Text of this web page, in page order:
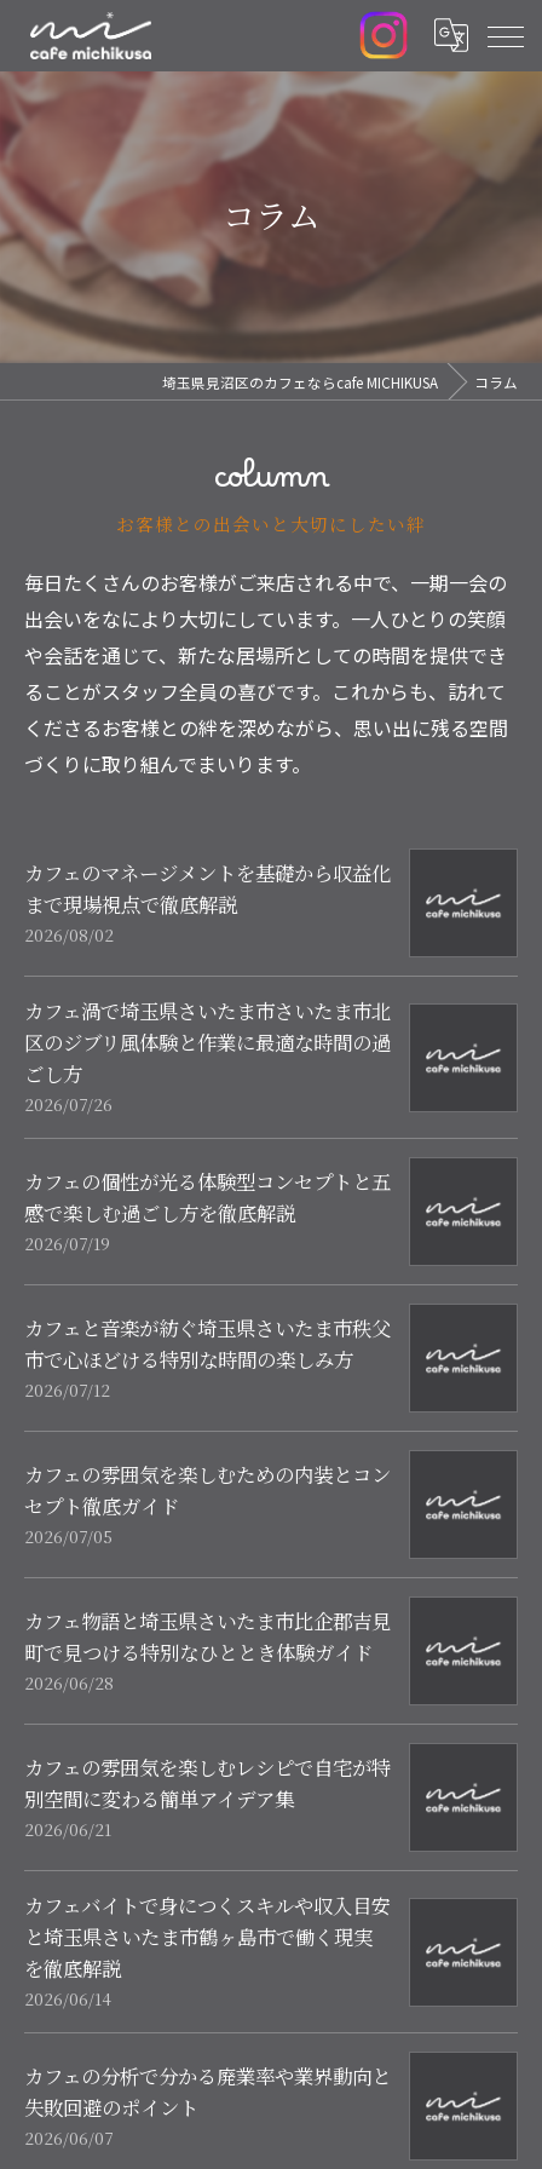
コラム
埼玉県見沼区のカフェならcafe MICHIKUSA コラム
column
お客様との出会いと大切にしたい絆
毎日たくさんのお客様がご来店される中で、一期一会の
出会いをなにより大切にしています。一人ひとりの笑顔
や会話を通じて、新たな居場所としての時間を提供でき
ることがスタッフ全員の喜びです。これからも、訪れて
くださるお客様との絆を深めながら、思い出に残る空間
づくりに取り組んでまいります。
カフェのマネージメントを基礎から収益化
まで現場視点で徹底解説
2026/08/02
カフェ渦で埼玉県さいたま市さいたま市北
区のジブリ風体験と作業に最適な時間の過
ごし方
2026/07/26
カフェの個性が光る体験型コンセプトと五
感で楽しむ過ごし方を徹底解説
2026/07/19
カフェと音楽が紡ぐ埼玉県さいたま市秩父
市で心ほどける特別な時間の楽しみ方
2026/07/12
カフェの雰囲気を楽しむための内装とコン
セプト徹底ガイド
2026/07/05
カフェ物語と埼玉県さいたま市比企郡吉見
町で見つける特別なひととき体験ガイド
2026/06/28
カフェの雰囲気を楽しむレシピで自宅が特
別空間に変わる簡単アイデア集
2026/06/21
カフェバイトで身につくスキルや収入目安
と埼玉県さいたま市鶴ヶ島市で働く現実
を徹底解説
2026/06/14
カフェの分析で分かる廃業率や業界動向と
失敗回避のポイント
2026/06/07